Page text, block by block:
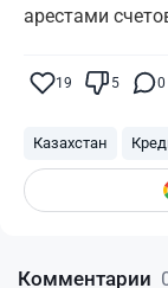
арестами
19 5 0
Казахстан
Комментарии